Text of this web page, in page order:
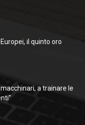
il quinto oro
a trainare le